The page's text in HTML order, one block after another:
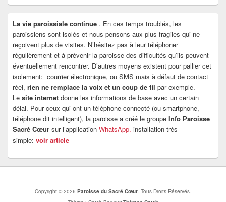
La vie paroissiale continue . En ces temps troublés, les
paroissiens sont isolés et nous pensons aux plus fragiles qui ne
reçoivent plus de visites. N’hésitez pas à leur téléphoner
régulièrement et à prévenir la paroisse des difficultés qu’ils peuvent
éventuellement rencontrer. D’autres moyens existent pour pallier cet
isolement: courrier électronique, ou SMS mais à défaut de contact
réel, rien ne remplace la voix et un coup de fil par exemple.
Le site internet donne les informations de base avec un certain
délai. Pour ceux qui ont un téléphone connecté (ou smartphone,
téléphone dit intelligent), la paroisse a créé le groupe Info Paroisse
Sacré Cœur sur l’application WhatsApp. installation très
simple: voir article
Copyright © 2026 Paroisse du Sacré Cœur. Tous Droits Réservés.